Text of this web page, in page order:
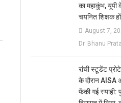
का महाकुंभ,
चयनित शिक्षक
August 7,
Dr. Bhanu
रांची स्टूडेंट
के दौरान AISA
फेंकी गई स्याही: